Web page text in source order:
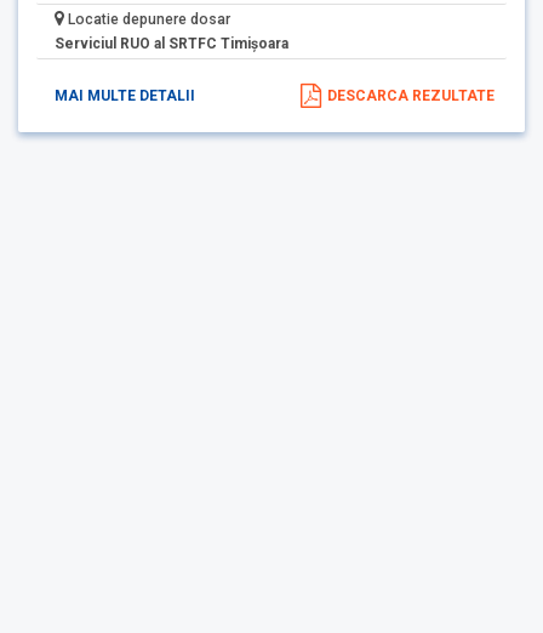
Locatie depunere dosar
Serviciul RUO al SRTFC Timişoara
MAI MULTE DETALII DESCARCA REZULTATE